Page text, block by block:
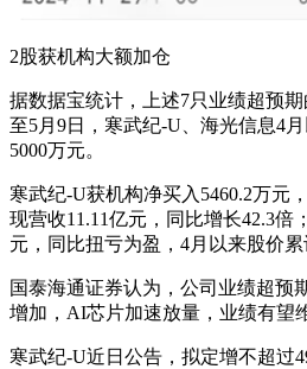
2股获机构大额加仓
据数据宝统计，上述7只业绩超预
至5月9日，寒武纪-U、海光信息4
5000万元。
寒武纪-U获机构净买入5460.2万元
现营收11.11亿元，同比增长42.3倍
元，同比扭亏为盈，4月以来股价累
国泰海通证券认为，公司业绩超预
增加，AI芯片加速放量，业绩有望
寒武纪-U近日公告，拟定增不超过